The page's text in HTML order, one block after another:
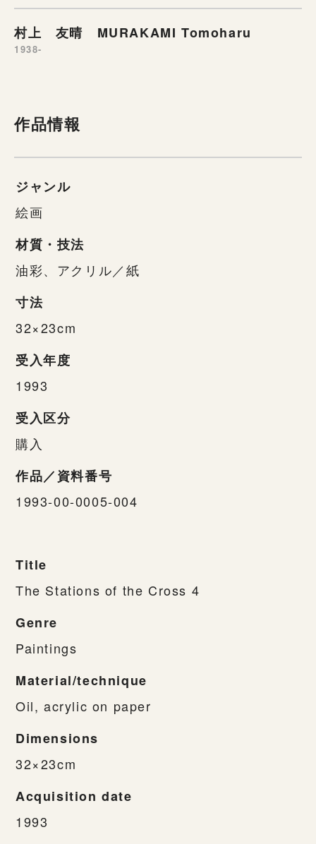
村上 友晴 MURAKAMI Tomoharu
1938-
作品情報
ジャンル
絵画
材質・技法
油彩、アクリル／紙
寸法
32×23cm
受入年度
1993
受入区分
購入
作品／資料番号
1993-00-0005-004
Title
The Stations of the Cross 4
Genre
Paintings
Material/technique
Oil, acrylic on paper
Dimensions
32×23cm
Acquisition date
1993